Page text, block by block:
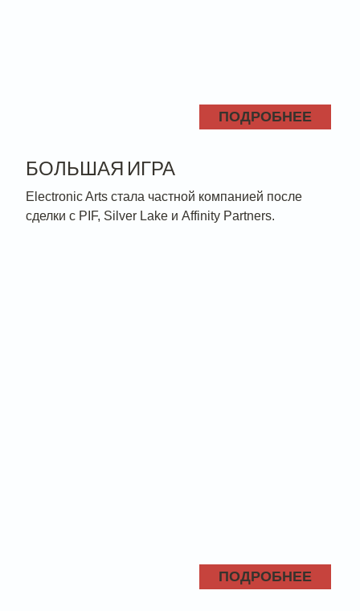
ПОДРОБНЕЕ
БОЛЬШАЯ ИГРА
Electronic Arts стала частной компанией после
сделки с PIF, Silver Lake и Affinity Partners.
ПОДРОБНЕЕ